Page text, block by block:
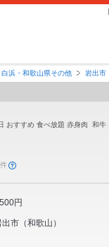
白浜・和歌山県その他 岩出市
おすすめ 食べ放題 赤身肉 和牛
円
出市 （和歌山 ）